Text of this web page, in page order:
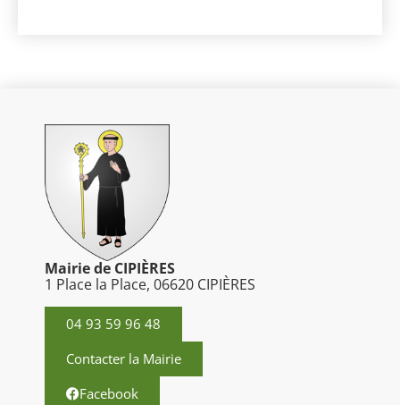
Mairie de CIPIÈRES
1 Place la Place, 06620 CIPIÈRES
04 93 59 96 48
Contacter la Mairie
Facebook